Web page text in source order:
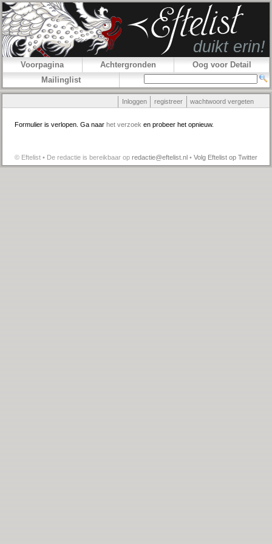
Voorpagina Achtergronden
Oog voor Detail
Mailinglist
Inloggen registreer wachtwoord vergeten
Formulier is verlopen. Ga naar het verzoek en probeer het opnieuw.
© Eftelist • De redactie is bereikbaar op redactie@eftelist.nl • Volg Eftelist op Twitter